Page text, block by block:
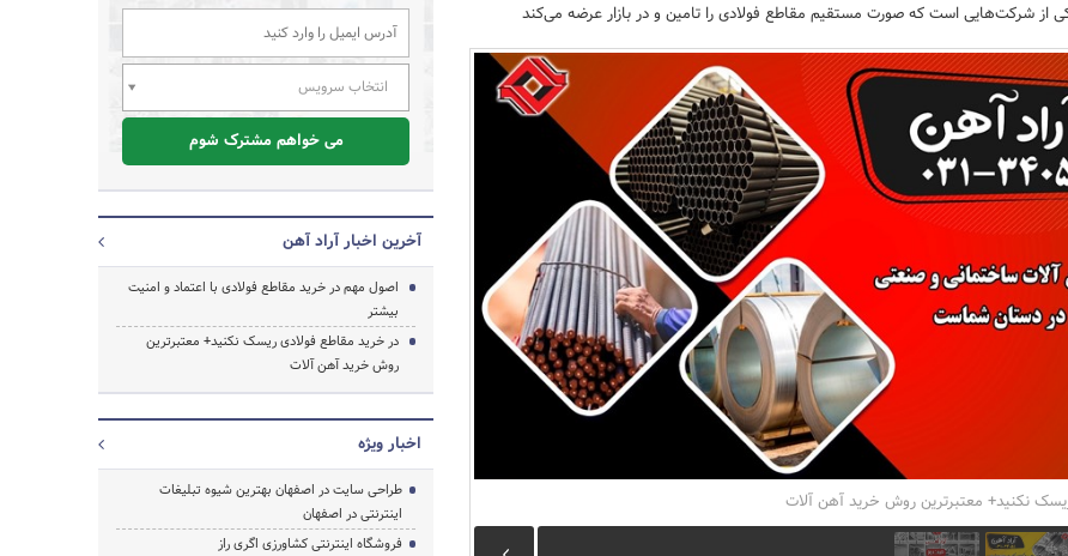
از شرکت‌هایی است که صورت مستقیم مقاطع فولادی را تامین و در بازار عرضه می‌کند
نکنید+ معتبرترین روش خرید آهن آلات
انتخاب سرویس
می خواهم مشترک شوم
آخرین اخبار آراد آهن
اصول مهم در خرید مقاطع فولادی با اعتماد و امنیت
بیشتر
در خرید مقاطع فولادی ریسک نکنید+ معتبرترین
روش خرید آهن آلات
اخبار ویژه
طراحی سایت در اصفهان بهترین شیوه تبلیغات
اینترنتی در اصفهان
فروشگاه اینترنتی کشاورزی اگری راز